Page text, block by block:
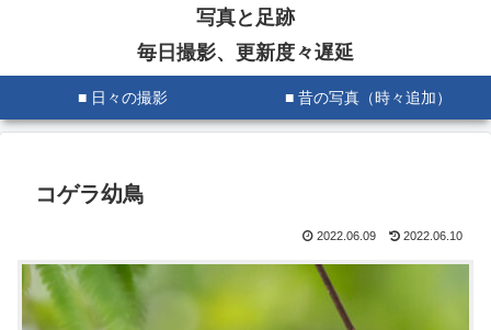
写真と足跡
毎日撮影、更新度々遅延
■ 日々の撮影 ■ 昔の写真（時々追加）
コゲラ幼鳥
2022.06.09 2022.06.10